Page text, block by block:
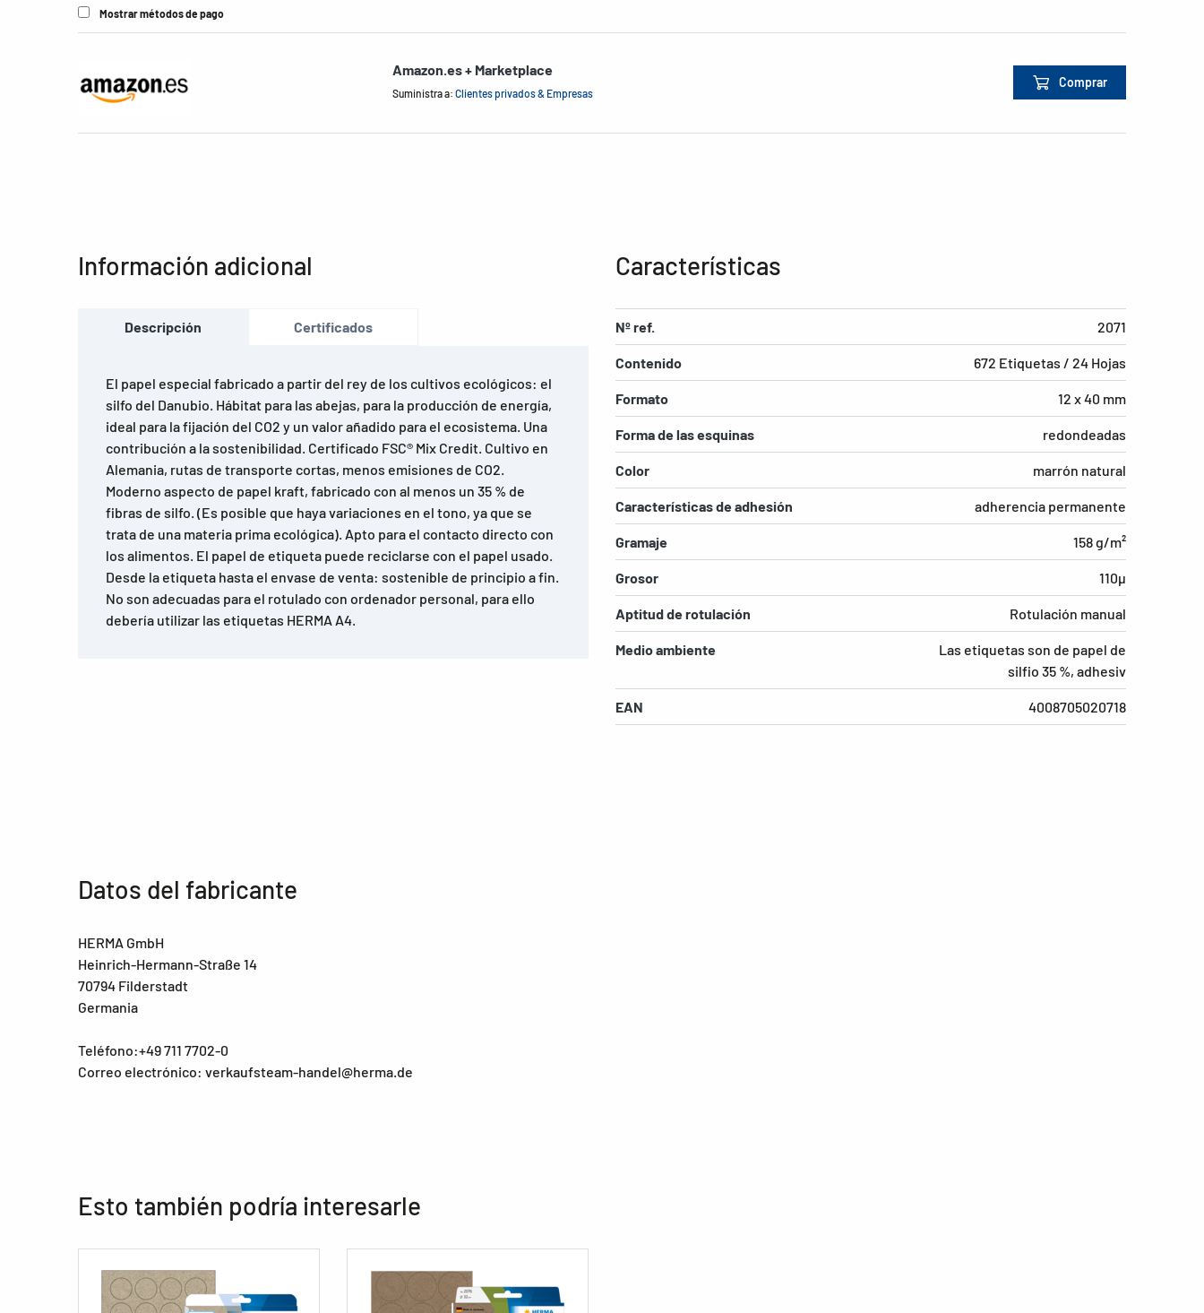
Mostrar métodos de pago
Amazon.es + Marketplace
Suministra a: Clientes privados & Empresas
Comprar
Información adicional
Descripción Certificados
El papel especial fabricado a partir del rey de los cultivos ecológicos: el
silfo del Danubio. Hábitat para las abejas, para la producción de energía,
ideal para la fijación del CO2 y un valor añadido para el ecosistema. Una
contribución a la sostenibilidad. Certificado FSC® Mix Credit. Cultivo en
Alemania, rutas de transporte cortas, menos emisiones de CO2.
Moderno aspecto de papel kraft, fabricado con al menos un 35 % de
fibras de silfo. (Es posible que haya variaciones en el tono, ya que se
trata de una materia prima ecológica). Apto para el contacto directo con
los alimentos. El papel de etiqueta puede reciclarse con el papel usado.
Desde la etiqueta hasta el envase de venta: sostenible de principio a fin.
No son adecuadas para el rotulado con ordenador personal, para ello
debería utilizar las etiquetas HERMA A4.
Características
Nº ref. 2071
Contenido 672 Etiquetas / 24 Hojas
Formato 12 x 40 mm
Forma de las esquinas redondeadas
Color marrón natural
Características de adhesión adherencia permanente
Gramaje 158 g/m²
Grosor 110µ
Aptitud de rotulación Rotulación manual
Medio ambiente
Las etiquetas son de papel de
silfio 35 %, adhesiv
EAN 4008705020718
Datos del fabricante
HERMA GmbH
Heinrich-Hermann-Straße 14
70794 Filderstadt
Germania
Teléfono:+49 711 7702-0
Correo electrónico: verkaufsteam-handel@herma.de
Esto también podría interesarle